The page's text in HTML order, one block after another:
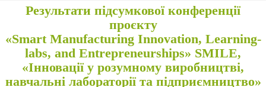
Результати підсумкової конференції
проєкту
«Smart Manufacturing Innovation, Learning-
labs, and Entrepreneurships» SMILE,
«Інновації у розумному виробництві,
навчальні лабораторії та підприємництво»